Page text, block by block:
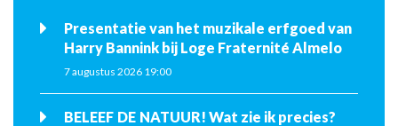
Presentatie van het muzikale erfgoed van
Harry Bannink bij Loge Fraternité Almelo
7 augustus 2026 19:00
BELEEF DE NATUUR! Wat zie ik precies?